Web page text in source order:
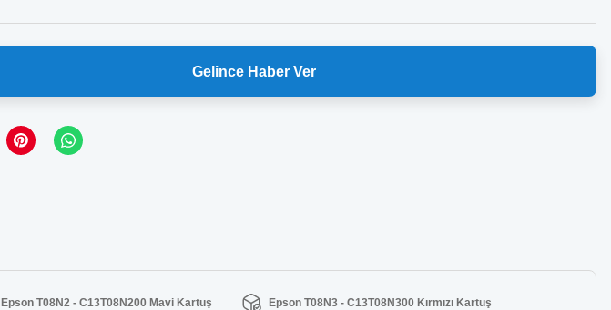
Gelince Haber Ver
Epson T08N2 - C13T08N200 Mavi Kartuş Epson T08N3 - C13T08N300 Kırmızı Kartuş